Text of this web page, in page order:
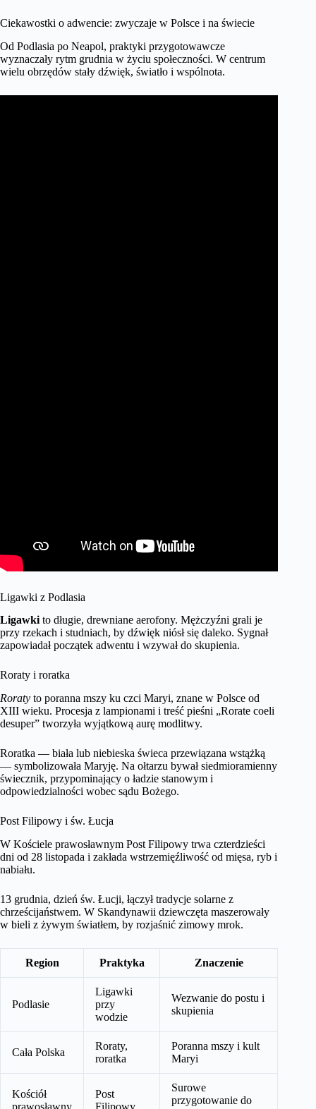
Ciekawostki o adwencie: zwyczaje w Polsce i na świecie
Od Podlasia po Neapol, praktyki przygotowawcze
wyznaczały rytm grudnia w życiu społeczności. W centrum
wielu obrzędów stały dźwięk, światło i wspólnota.
Ligawki z Podlasia
Ligawkito długie, drewniane aerofony. Mężczyźni grali je
przy rzekach i studniach, by dźwięk niósł się daleko. Sygnał
zapowiadał początek adwentu i wzywał do skupienia.
Roraty i roratka
Roraty to poranna mszy ku czci Maryi, znane w Polsce od
XIII wieku. Procesja z lampionami i treść pieśni „Rorate coeli
desuper” tworzyła wyjątkową aurę modlitwy.
Roratka — biała lub niebieska świeca przewiązana wstążką
— symbolizowała Maryję. Na ołtarzu bywał siedmioramienny
świecznik, przypominający o ładzie stanowym i
odpowiedzialności wobec sądu Bożego.
Post Filipowy i św. Łucja
W Kościele prawosławnym Post Filipowy trwa czterdzieści
dni od 28 listopada i zakłada wstrzemięźliwość od mięsa, ryb i
nabiału.
13 grudnia, dzień św. Łucji, łączył tradycje solarne z
chrześcijaństwem. W Skandynawii dziewczęta maszerowały
w bieli z żywym światłem, by rozjaśnić zimowy mrok.
Region Praktyka Znaczenie
Podlasie
Ligawki
przy
wodzie
Wezwanie do postu i
skupienia
Cała Polska
Roraty,
roratka
Poranna mszy i kult
Maryi
Kościół
prawosławny
Post
Filipowy
Surowe
przygotowanie do